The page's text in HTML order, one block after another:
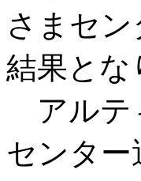
さまセ
結果とな
アルテ
センタ